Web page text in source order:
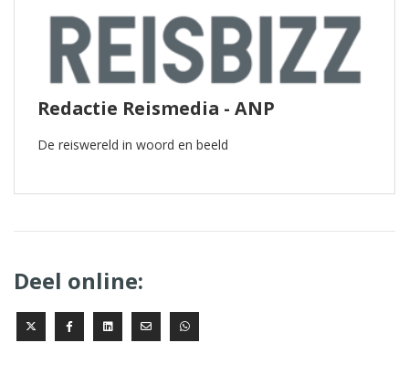
Redactie Reismedia - ANP
De reiswereld in woord en beeld
Deel online: